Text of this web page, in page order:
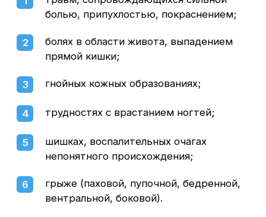
Сб – Вс: 8:00 – 17:00
Кузькина Елена Викторовна
Врач-хирург, онколог, высшая категория, к.м.н.